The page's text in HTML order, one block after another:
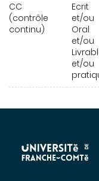
CC
(contrôle
continu)
Ecrit
et/ou
Oral
et/ou
et/ou